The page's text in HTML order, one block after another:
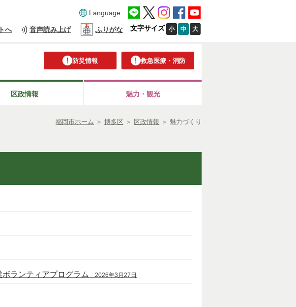
Language
へ 音声読み上げ ふりがな 文字サイズ 小 中 大
防災情報 救急医療・消防
区政情報 魅力・観光
福岡市ホーム ＞ 博多区 ＞ 区政情報 ＞ 魅力づくり
ランティアプログラム 2026年3月27日